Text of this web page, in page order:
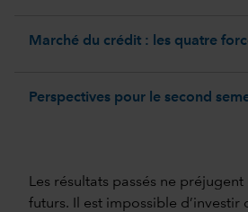
Marché du crédit : les quatre
Perspectives pour le second
Les résultats passés ne
futurs. Il est impossible d’investir